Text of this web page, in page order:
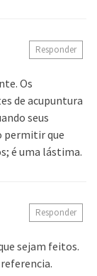
Os
de acupuntura
seus
permitir que
é uma lástima.
Responder
sejam feitos.
Responder